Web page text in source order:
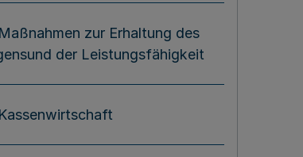
Maßnahmen zur Erhaltung des
der Leistungsfähigkeit
Kassenwirtschaft